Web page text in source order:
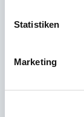
Statistiken
Marketing